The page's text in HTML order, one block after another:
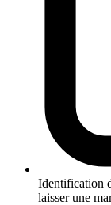
Identification
laisser une